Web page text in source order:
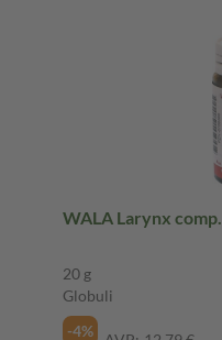
WALA Larynx
20 g
Globuli
-4%